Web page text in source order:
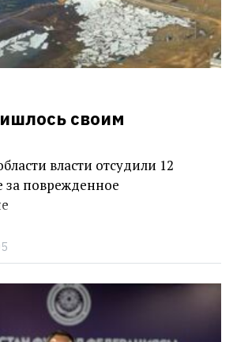
своим
власти отсудили 12
за поврежденное